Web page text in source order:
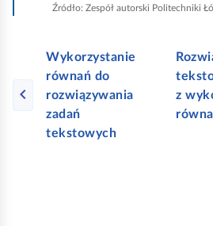
Źródło: Zespół autorski Politechniki
Wykorzystanie
równań do
rozwiązywania
zadań
tekstowych
z